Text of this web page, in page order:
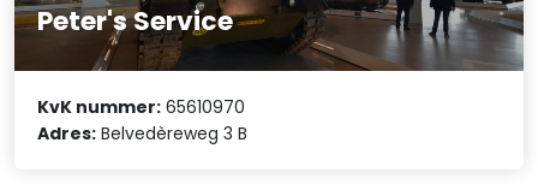
Peter's Service
KvK nummer: 65610970
Adres: Belvedèreweg 3 B